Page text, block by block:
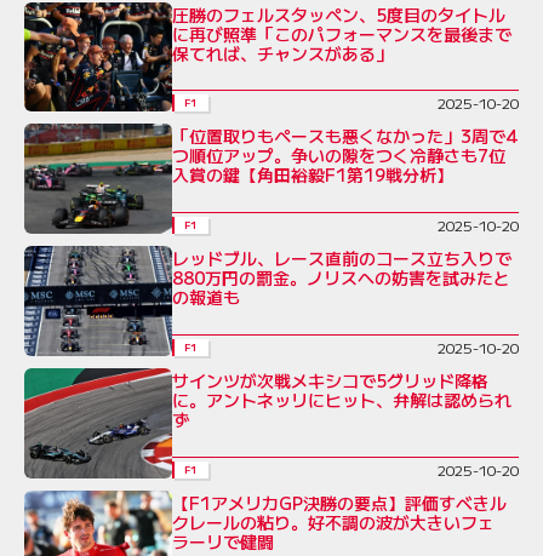
圧勝のフェルスタッペン、5度目のタイトル
に再び照準「このパフォーマンスを最後まで
保てれば、チャンスがある」
F1 2025-10-20
「位置取りもペースも悪くなかった」3周で4
つ順位アップ。争いの隙をつく冷静さも7位
入賞の鍵【角田裕毅F1第19戦分析】
F1 2025-10-20
レッドブル、レース直前のコース立ち入りで
880万円の罰金。ノリスへの妨害を試みたと
の報道も
F1 2025-10-20
サインツが次戦メキシコで5グリッド降格
に。アントネッリにヒット、弁解は認められ
ず
F1 2025-10-20
【F1アメリカGP決勝の要点】評価すべきル
クレールの粘り。好不調の波が大きいフェ
ラーリで健闘